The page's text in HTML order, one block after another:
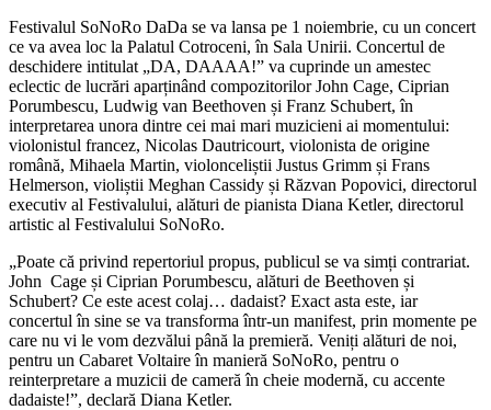
Festivalul SoNoRo DaDa se va lansa pe 1 noiembrie, cu un concert
ce va avea loc la Palatul Cotroceni, în Sala Unirii. Concertul de
deschidere intitulat „DA, DAAAA!” va cuprinde un amestec
eclectic de lucrări aparținând compozitorilor John Cage, Ciprian
Porumbescu, Ludwig van Beethoven și Franz Schubert, în
interpretarea unora dintre cei mai mari muzicieni ai momentului:
violonistul francez, Nicolas Dautricourt, violonista de origine
română, Mihaela Martin, violonceliștii Justus Grimm și Frans
Helmerson, violiștii Meghan Cassidy și Răzvan Popovici, directorul
executiv al Festivalului, alături de pianista Diana Ketler, directorul
artistic al Festivalului SoNoRo.
„Poate că privind repertoriul propus, publicul se va simți contrariat.
John Cage și Ciprian Porumbescu, alături de Beethoven și
Schubert? Ce este acest colaj… dadaist? Exact asta este, iar
concertul în sine se va transforma într-un manifest, prin momente pe
care nu vi le vom dezvălui până la premieră. Veniți alături de noi,
pentru un Cabaret Voltaire în manieră SoNoRo, pentru o
reinterpretare a muzicii de cameră în cheie modernă, cu accente
dadaiste!”, declară Diana Ketler.